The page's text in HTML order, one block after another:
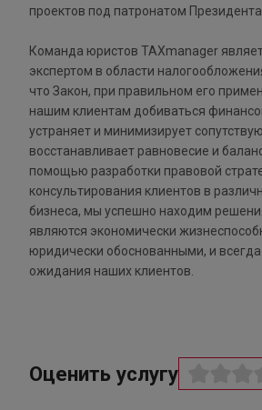
проектов под патронатом
Команда юристов TAXmanager
экспертом в области
что Закон, при правильном его
нашим клиентам добиваться
устраняет и минимизирует
восстанавливает равновесие и
помощью разработки правовой
консультирования клиентов в
бизнеса, мы успешно находим
являются экономически
юридически обоснованными, и
ожидания наших клиентов.
Оценить услугу